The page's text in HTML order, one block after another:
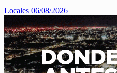
Locales 06/08/2026